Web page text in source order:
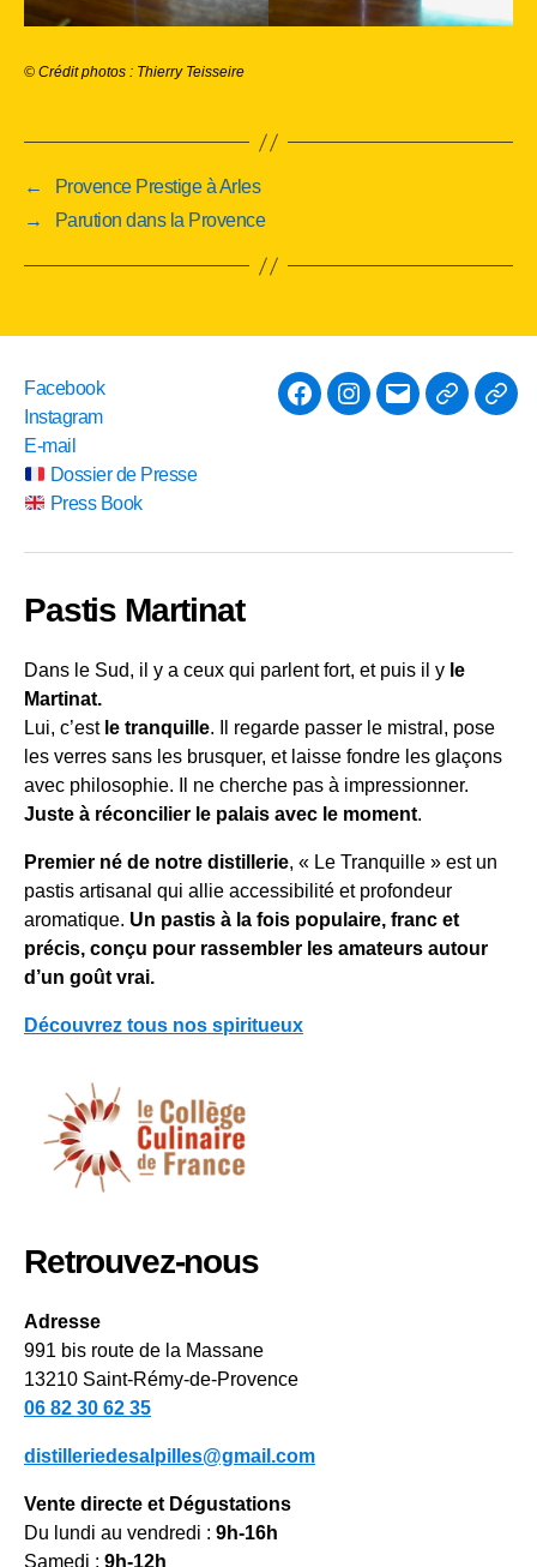
© Crédit photos : Thierry Teisseire
←
Provence Prestige à Arles
→
Parution dans la Provence
Facebook
Instagram
E-mail
Dossier de Presse
Press Book
FacebookInstagram
E-
Pastis Martinat
Dans le Sud, il y a ceux qui parlent fort, et puis il y le
Martinat.
Lui, c’est le tranquille. Il regarde passer le mistral, pose
les verres sans les brusquer, et laisse fondre les glaçons
avec philosophie. Il ne cherche pas à impressionner.
Juste à réconcilier le palais avec le moment.
Premier né de notre distillerie, « Le Tranquille » est un
pastis artisanal qui allie accessibilité et profondeur
aromatique. Un pastis à la fois populaire, franc et
précis, conçu pour rassembler les amateurs autour
d’un goût vrai.
Découvrez tous nos spiritueux
Retrouvez-nous
Adresse
991 bis route de la Massane
13210 Saint-Rémy-de-Provence
06 82 30 62 35
distilleriedesalpilles@gmail.com
Vente directe et Dégustations
Du lundi au vendredi : 9h-16h
Samedi : 9h-12h